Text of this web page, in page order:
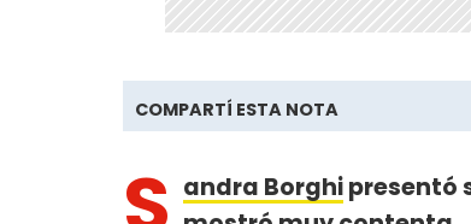
COMPARTÍ ESTA NOTA
andra Borghipresentó